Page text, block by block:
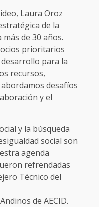
Laura Oroz
de la
más de 30 años.
prioritarios
para la
recursos,
desafíos
y el
y la búsqueda
social son
agenda
refrendadas
Técnico del
de AECID.